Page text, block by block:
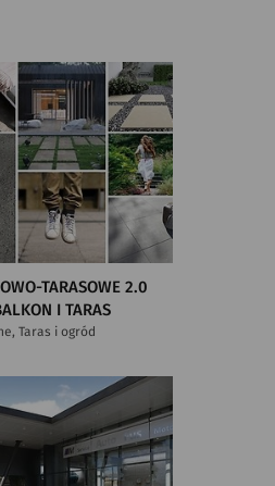
TARASOWE 2.0
I TARAS
Taras i ogród